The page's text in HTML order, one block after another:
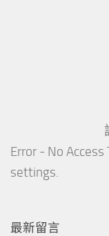
Error - No
settings.
最新留言